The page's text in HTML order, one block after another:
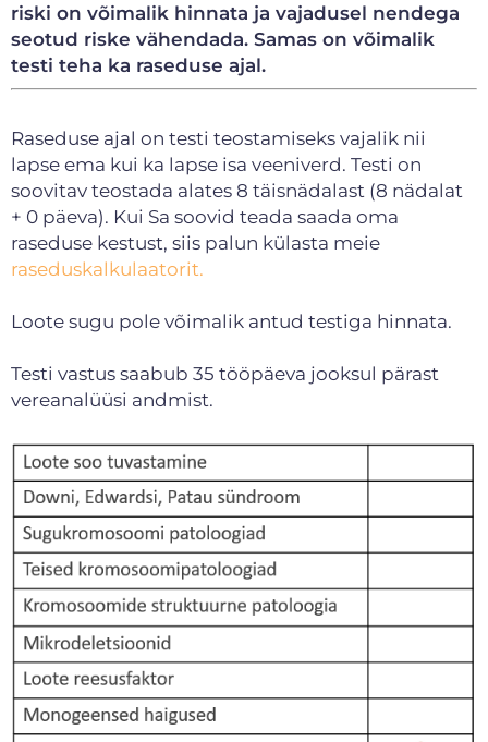
riski on võimalik hinnata ja vajadusel nendega
seotud riske vähendada. Samas on võimalik
testi teha ka raseduse ajal.
Raseduse ajal on testi teostamiseks vajalik nii
lapse ema kui ka lapse isa veeniverd. Testi on
soovitav teostada alates 8 täisnädalast (8 nädalat
+ 0 päeva). Kui Sa soovid teada saada oma
raseduse kestust, siis palun külasta meie
raseduskalkulaatorit.
Loote sugu pole võimalik antud testiga hinnata.
Testi vastus saabub 35 tööpäeva jooksul pärast
vereanalüüsi andmist.